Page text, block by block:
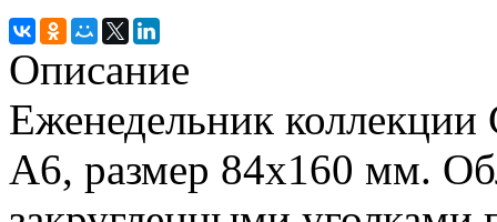
Описание
Еженедельник
А6, размер 84x160 мм.